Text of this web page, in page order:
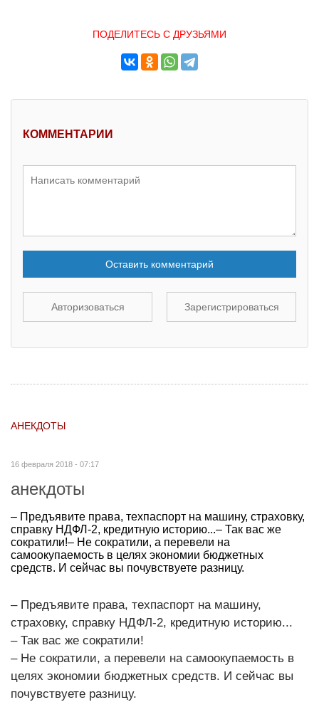
ПОДЕЛИТЕСЬ С ДРУЗЬЯМИ
КОММЕНТАРИИ
Оставить комментарий
Авторизоваться Зарегистрироваться
АНЕКДОТЫ
16 февраля 2018 - 07:17
анекдоты
– Предъявите права, техпаспорт на машину, страховку,
справку НДФЛ-2, кредитную историю...– Так вас же
сократили!– Не сократили, а перевели на
самоокупаемость в целях экономии бюджетных
средств. И сейчас вы почувствуете разницу.
– Предъявите права, техпаспорт на машину,
страховку, справку НДФЛ-2, кредитную историю...
– Так вас же сократили!
– Не сократили, а перевели на самоокупаемость в
целях экономии бюджетных средств. И сейчас вы
почувствуете разницу.